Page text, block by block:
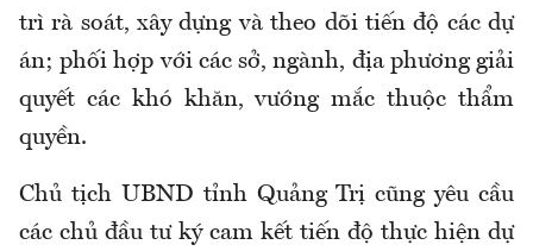
trì rà soát, xây dựng và theo dõi tiến độ các dự
án; phối hợp với các sở, ngành, địa phương giải
quyết các khó khăn, vướng mắc thuộc thẩm
quyền.
Chủ tịch UBND tỉnh Quảng Trị cũng yêu cầu
các chủ đầu tư ký cam kết tiến độ thực hiện dự